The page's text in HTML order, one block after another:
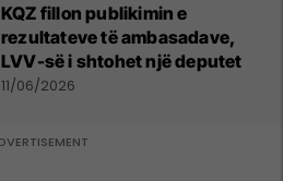
KQZ fillon publikimin e
rezultateve të ambasadave,
LVV-së i shtohet një deputet
11/06/2026